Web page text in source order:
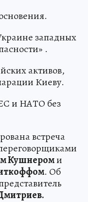
западных
.
активов,
Киеву.
и НАТО без
встреча
Кушнероми
. Об